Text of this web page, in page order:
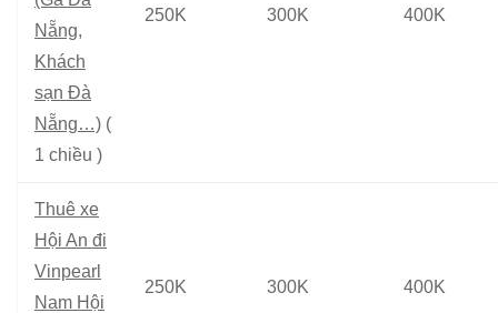
Nẵng,
Khách
sạn Đà
Nẵng…) (
1 chiều )
250K 300K 400K
Thuê xe
Hội An đi
Vinpearl
Nam Hội
250K 300K 400K